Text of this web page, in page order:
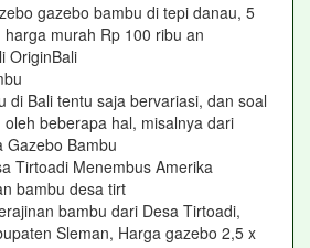
gazebo bambu di tepi danau, 5
murah Rp 100 ribu an
OriginBali
di Bali tentu saja bervariasi, dan soal
beberapa hal, misalnya dari
Gazebo Bambu
Tirtoadi Menembus Amerika
bambu desa tirt
bambu dari Desa Tirtoadi,
Sleman, Harga gazebo 2,5 x